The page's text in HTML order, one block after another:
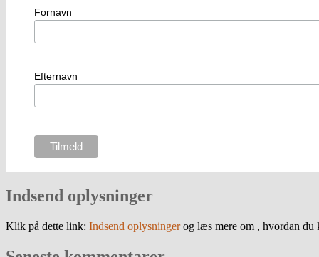
Fornavn
Efternavn
Indsend oplysninger
Klik på dette link: Indsend oplysningerog læs mere om , hvordan du